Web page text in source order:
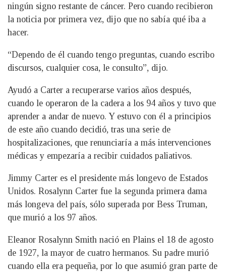
ningún signo restante de cáncer. Pero cuando recibieron
la noticia por primera vez, dijo que no sabía qué iba a
hacer.
“Dependo de él cuando tengo preguntas, cuando escribo
discursos, cualquier cosa, le consulto”, dijo.
Ayudó a Carter a recuperarse varios años después,
cuando le operaron de la cadera a los 94 años y tuvo que
aprender a andar de nuevo. Y estuvo con él a principios
de este año cuando decidió, tras una serie de
hospitalizaciones, que renunciaría a más intervenciones
médicas y empezaría a recibir cuidados paliativos.
Jimmy Carter es el presidente más longevo de Estados
Unidos. Rosalynn Carter fue la segunda primera dama
más longeva del país, sólo superada por Bess Truman,
que murió a los 97 años.
Eleanor Rosalynn Smith nació en Plains el 18 de agosto
de 1927, la mayor de cuatro hermanos. Su padre murió
cuando ella era pequeña, por lo que asumió gran parte de